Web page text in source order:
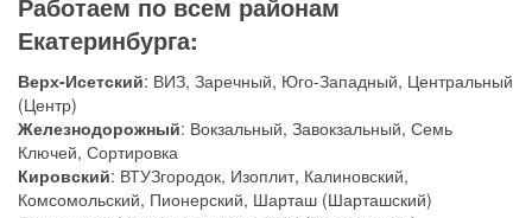
Екатеринбурга:
Верх-Исетский: ВИЗ, Заречный, Юго-Западный, Центральный
(Центр)
Железнодорожный: Вокзальный, Завокзальный, Семь
Ключей, Сортировка
Кировский: ВТУЗгородок, Изоплит, Калиновский,
Комсомольский, Пионерский, Шарташ (Шарташский)